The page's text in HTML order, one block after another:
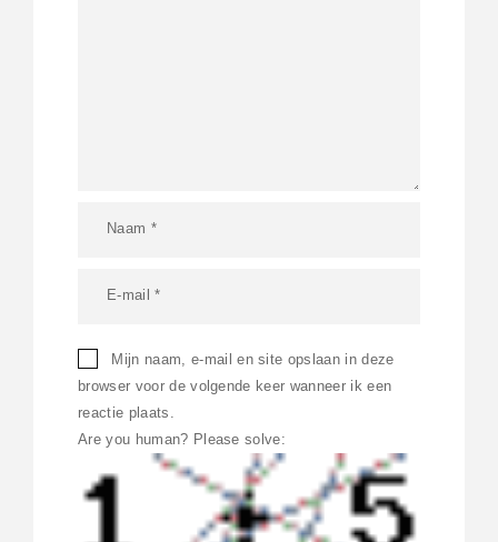
Mijn naam, e-mail en site opslaan in deze
browser voor de volgende keer wanneer ik een
reactie plaats.
Are you human? Please solve: